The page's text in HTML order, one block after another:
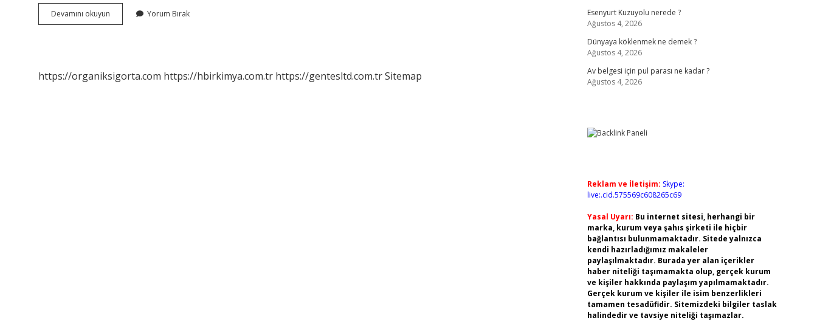
Devamını okuyun
Hangi
Yorum Bırak
https://organiksigorta.com https://hbirkimya.com.tr https://gentesltd.com.trSitemap
Esenyurt Kuzuyolu nerede ?
Ağustos 4, 2026
Dünyaya köklenmek ne demek ?
Ağustos 4, 2026
Av belgesi için pul parası ne kadar ?
Ağustos 4, 2026
Reklam ve İletişim: Skype:
live:.cid.575569c608265c69
Yasal Uyarı: Bu internet sitesi, herhangi bir
marka, kurum veya şahıs şirketi ile hiçbir
bağlantısı bulunmamaktadır. Sitede yalnızca
kendi hazırladığımız makaleler
paylaşılmaktadır. Burada yer alan içerikler
haber niteliği taşımamakta olup, gerçek kurum
ve kişiler hakkında paylaşım yapılmamaktadır.
Gerçek kurum ve kişiler ile isim benzerlikleri
tamamen tesadüfidir. Sitemizdeki bilgiler taslak
halindedir ve tavsiye niteliği taşımazlar.